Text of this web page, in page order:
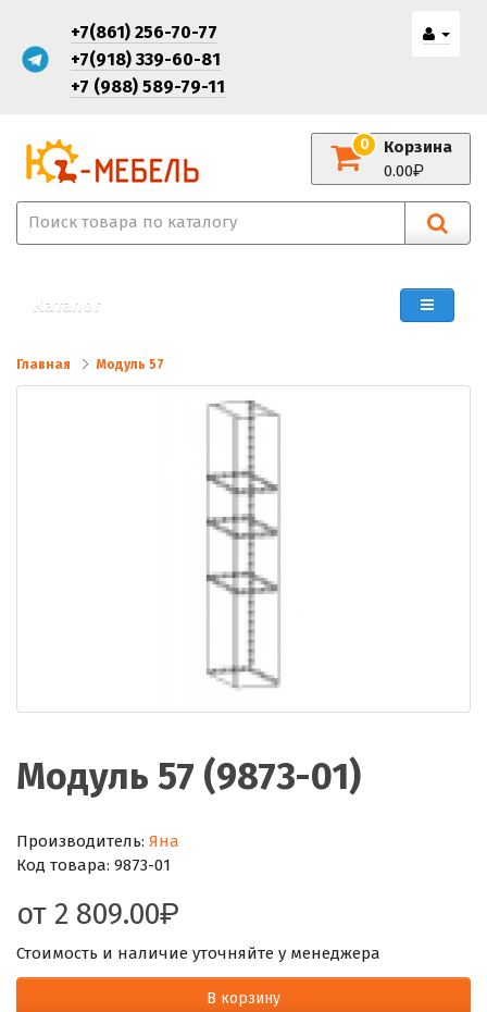
+7(861) 256-70-77
+7(918) 339-60-81
+7 (988) 589-79-11
Корзина
0
0.00
Каталог
Главная Модуль 57
Модуль 57 (9873-01)
Производитель: Яна
Код товара: 9873-01
от 2 809.00
Стоимость и наличие уточняйте у менеджера
В корзину